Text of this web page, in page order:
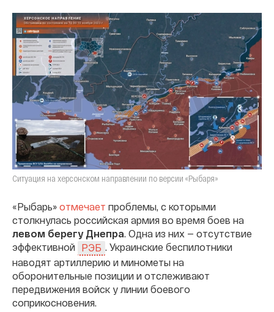
Ситуация на херсонском направлении по версии «Рыбаря»
«Рыбарь» отмечает проблемы, с которыми
столкнулась российская армия во время боев на
левом берегу Днепра . Одна из них — отсутствие
эффективной
РЭБ
. Украинские беспилотники
наводят артиллерию и минометы на
оборонительные позиции и отслеживают
передвижения войск у линии боевого
соприкосновения.